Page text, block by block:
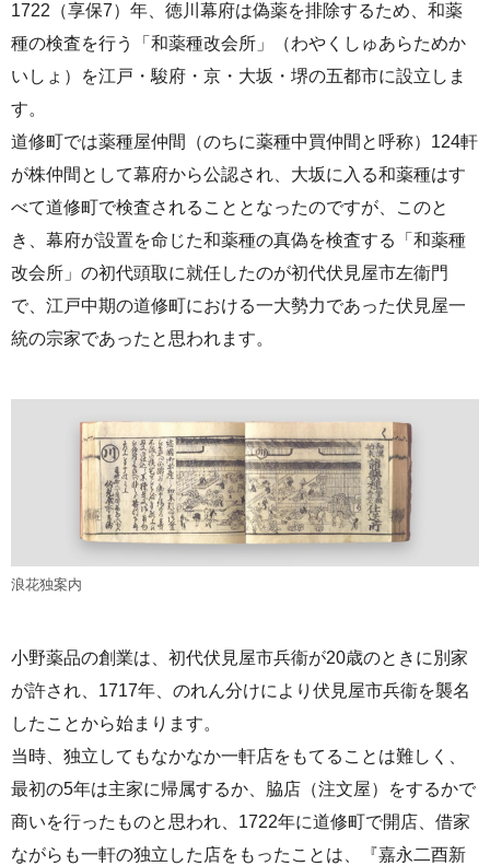
1722（享保7）年、徳川幕府は偽薬を排除するため、和薬
種の検査を行う「和薬種改会所」（わやくしゅあらためか
いしょ）を江戸・駿府・京・大坂・堺の五都市に設立しま
す。
道修町では薬種屋仲間（のちに薬種中買仲間と呼称）124軒
が株仲間として幕府から公認され、大坂に入る和薬種はす
べて道修町で検査されることとなったのですが、このと
き、幕府が設置を命じた和薬種の真偽を検査する「和薬種
改会所」の初代頭取に就任したのが初代伏見屋市左衞門
で、江戸中期の道修町における一大勢力であった伏見屋一
統の宗家であったと思われます。
浪花独案内
小野薬品の創業は、初代伏見屋市兵衞が20歳のときに別家
が許され、1717年、のれん分けにより伏見屋市兵衞を襲名
したことから始まります。
当時、独立してもなかなか一軒店をもてることは難しく、
最初の5年は主家に帰属するか、脇店（注文屋）をするかで
商いを行ったものと思われ、1722年に道修町で開店、借家
ながらも一軒の独立した店をもったことは、『嘉永二酉新